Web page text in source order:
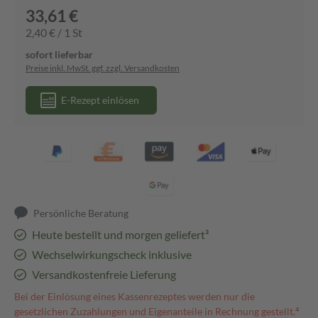
33,61 €
2,40 € / 1 St
sofort lieferbar
Preise inkl. MwSt. ggf. zzgl. Versandkosten
E-Rezept einlösen
Persönliche Beratung
Heute bestellt und morgen geliefert³
Wechselwirkungscheck inklusive
Versandkostenfreie Lieferung
Bei der Einlösung eines Kassenrezeptes werden nur die
gesetzlichen Zuzahlungen und Eigenanteile in Rechnung gestellt.⁴